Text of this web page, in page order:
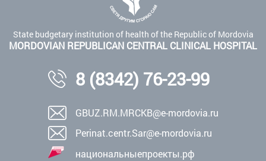
State budgetary institution of health of the Republic of Mordovia
MORDOVIAN REPUBLICAN CENTRAL CLINICAL HOSPITAL
8 (8342) 76-23-99
GBUZ.RM.MRCKB@e-mordovia.ru
Perinat.centr.Sar@e-mordovia.ru
национальныепроекты.рф